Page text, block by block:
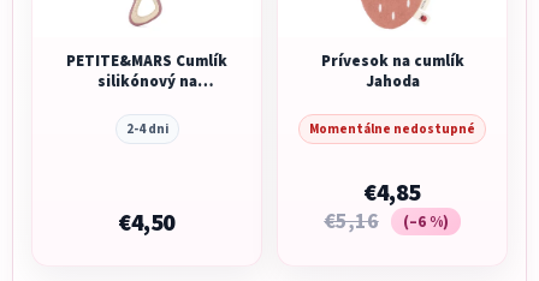
PETITE&MARS Cumlík
silikónový na
Rose&Sand 6m+
2-4 dni
€4,50
Prívesok na cumlík
Jahoda
Momentálne nedostupné
€4,85
€5,16 (–6 %)